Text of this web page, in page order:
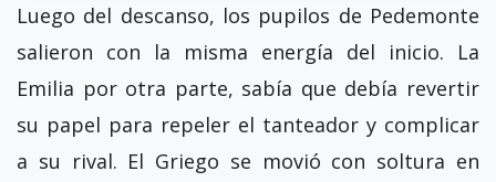
Luego del descanso, los pupilos de Pedemonte
salieron con la misma energía del inicio. La
Emilia por otra parte, sabía que debía revertir
su papel para repeler el tanteador y complicar
a su rival. El Griego se movió con soltura en